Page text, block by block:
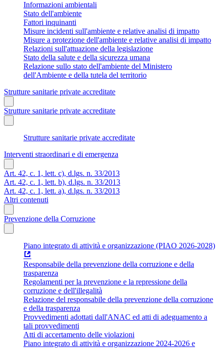
Informazioni ambientali
Stato dell'ambiente
Fattori inquinanti
Misure incidenti sull'ambiente e relative analisi di impatto
Misure a protezione dell'ambiente e relative analisi di impatto
Relazioni sull'attuazione della legislazione
Stato della salute e della sicurezza umana
Relazione sullo stato dell'ambiente del Ministero
dell'Ambiente e della tutela del territorio
Strutture sanitarie private accreditate
Strutture sanitarie private accreditate
Strutture sanitarie private accreditate
Interventi straordinari e di emergenza
Art. 42, c. 1, lett. c), d.lgs. n. 33/2013
Art. 42, c. 1, lett. b), d.lgs. n. 33/2013
Art. 42, c. 1, lett. a), d.lgs. n. 33/2013
Altri contenuti
Prevenzione della Corruzione
Piano integrato di attività e organizzazione (PIAO 2026-2028)
Responsabile della prevenzione della corruzione e della
trasparenza
Regolamenti per la prevenzione e la repressione della
corruzione e dell'illegalità
Relazione del responsabile della prevenzione della corruzione
e della trasparenza
Provvedimenti adottati dall'ANAC ed atti di adeguamento a
tali provvedimenti
Atti di accertamento delle violazioni
Piano integrato di attività e organizzazione 2024-2026 e